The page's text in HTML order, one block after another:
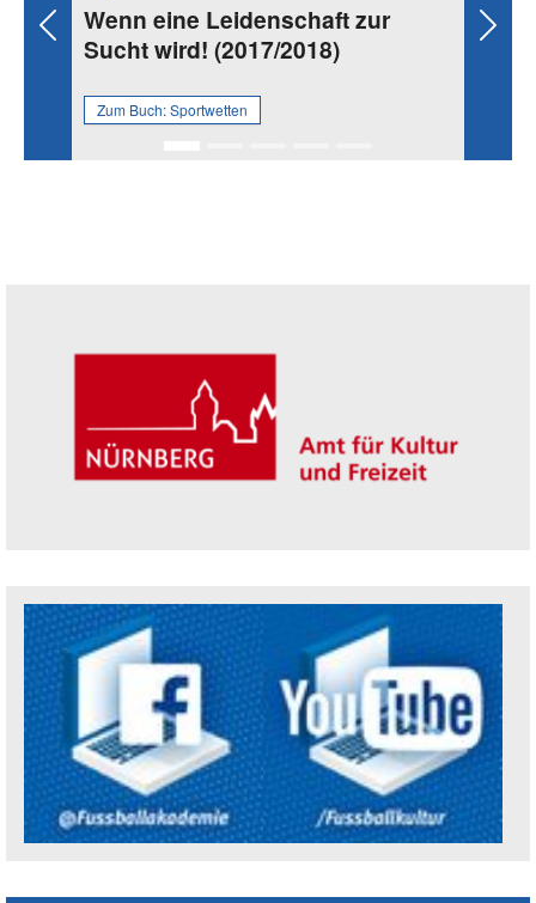
Wenn eine Leidenschaft zur
Sucht wird! (2017/2018)
Zum Buch:Sportwetten
Previous Next